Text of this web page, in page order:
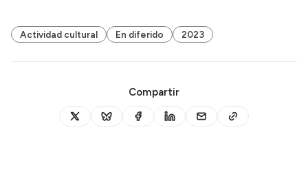
Actividad cultural En diferido 2023
Compartir